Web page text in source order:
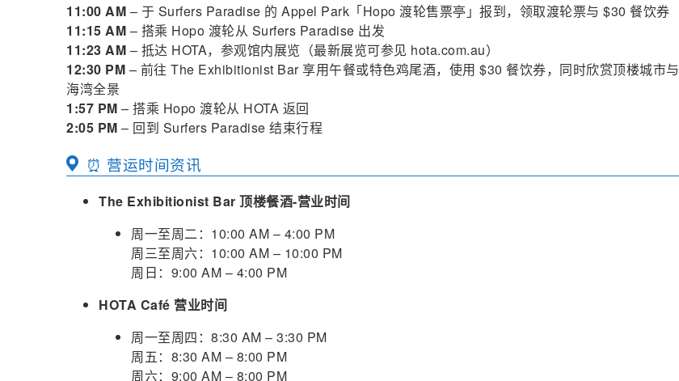
11:00 AM – 于 Surfers Paradise 的 Appel Park「Hopo 渡轮售票亭」报到，领取渡轮票与 $30 餐饮券
11:15 AM – 搭乘 Hopo 渡轮从 Surfers Paradise 出发
11:23 AM – 抵达 HOTA，参观馆内展览（最新展览可参见 hota.com.au）
12:30 PM – 前往 The Exhibitionist Bar 享用午餐或特色鸡尾酒，使用 $30 餐饮券，同时欣赏顶楼城市与
海湾全景
1:57 PM – 搭乘 Hopo 渡轮从 HOTA 返回
2:05 PM – 回到 Surfers Paradise 结束行程
⏰ 营运时间资讯
The Exhibitionist Bar 顶楼餐酒-营业时间
周一至周二：10:00 AM – 4:00 PM
周三至周六：10:00 AM – 10:00 PM
周日：9:00 AM – 4:00 PM
HOTA Café 营业时间
周一至周四：8:30 AM – 3:30 PM
周五：8:30 AM – 8:00 PM
周六：9:00 AM – 8:00 PM